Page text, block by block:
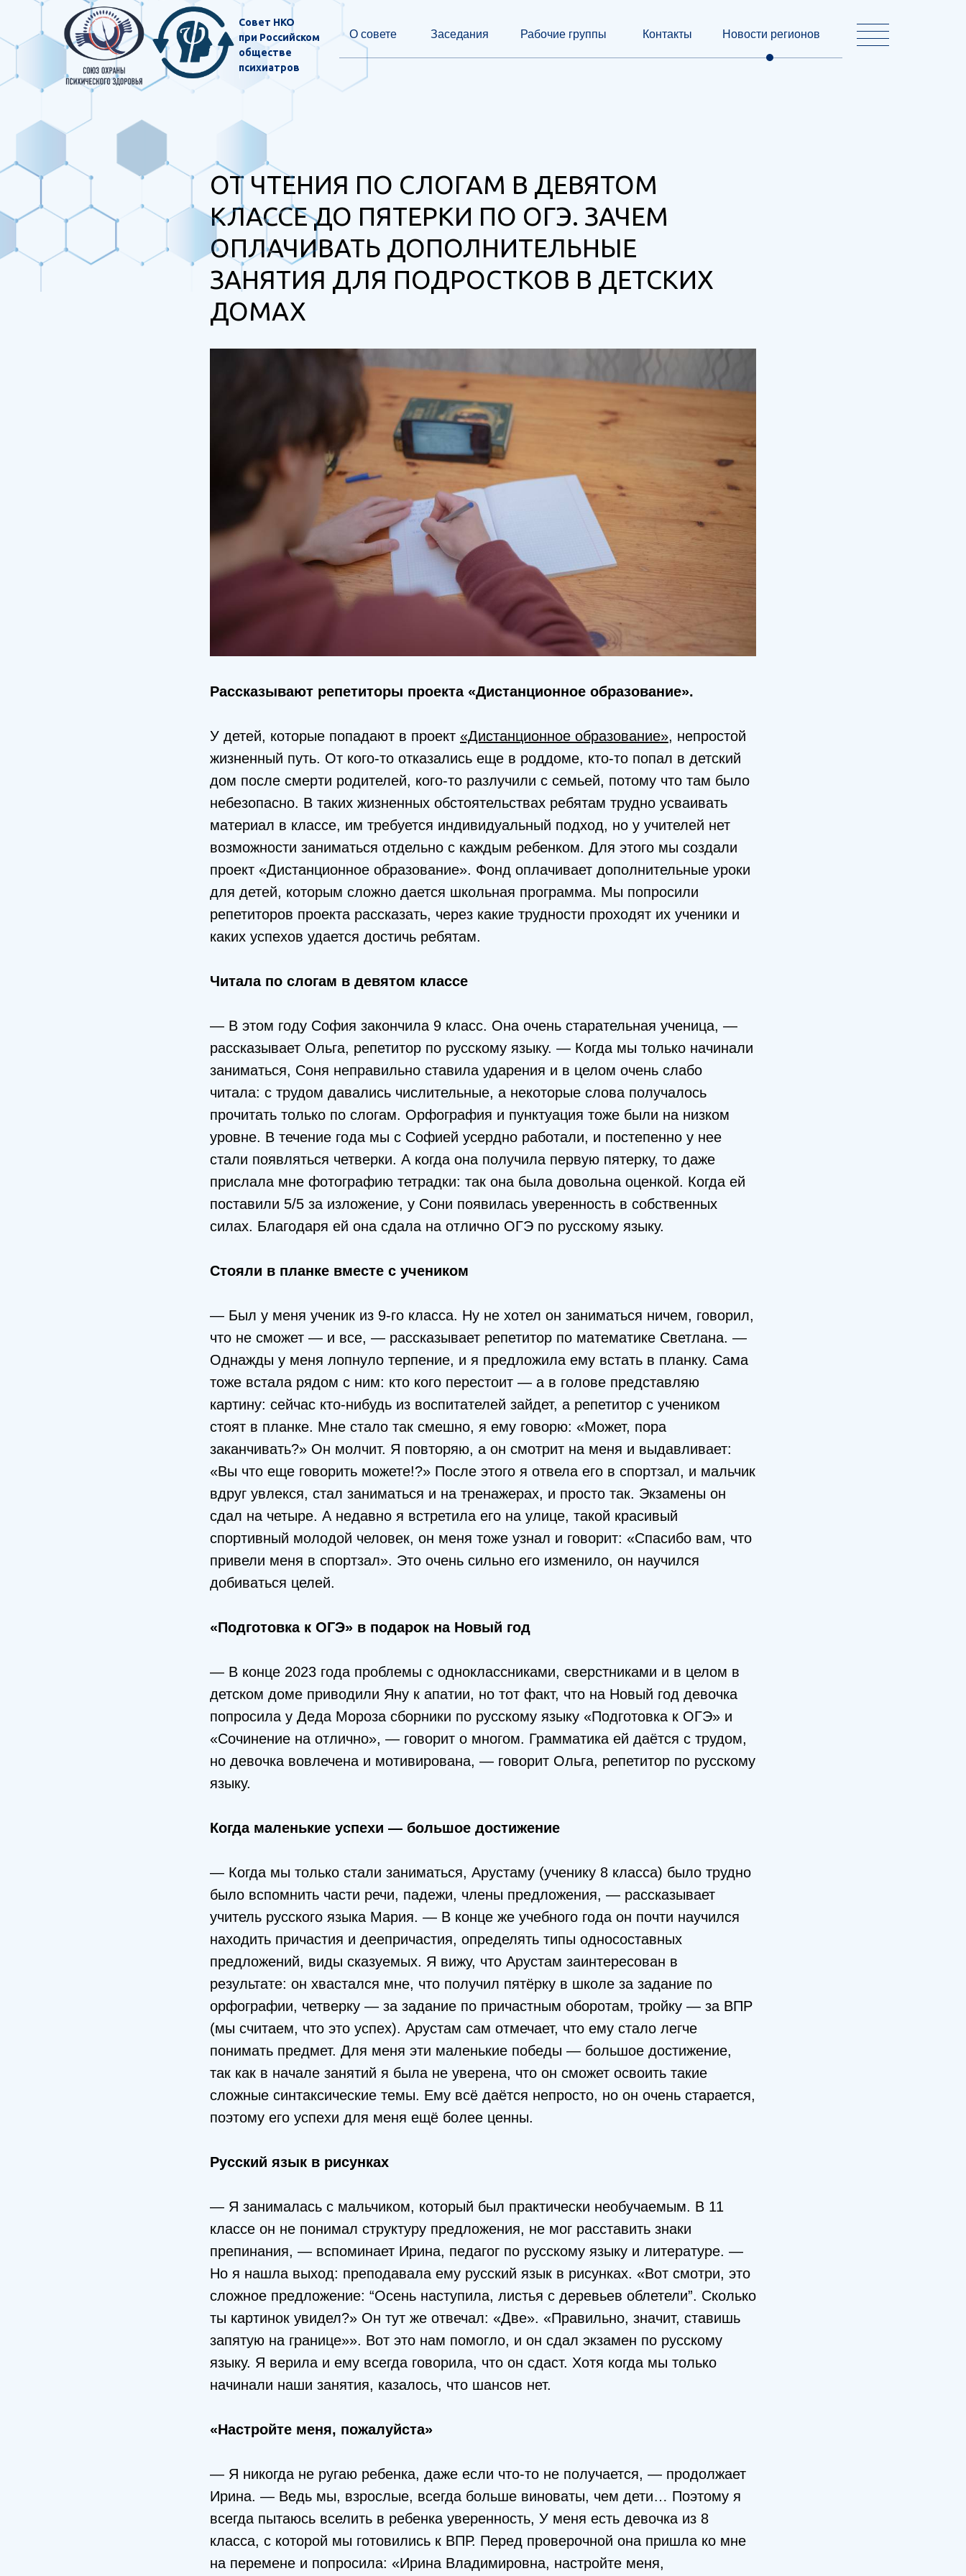
О совете Заседания Рабочие группы Контакты Новости регионов
Совет НКО
при Российском
обществе
психиатров
ОТ ЧТЕНИЯ ПО СЛОГАМ В ДЕВЯТОМ
КЛАССЕ ДО ПЯТЕРКИ ПО ОГЭ. ЗАЧЕМ
ОПЛАЧИВАТЬ ДОПОЛНИТЕЛЬНЫЕ
ЗАНЯТИЯ ДЛЯ ПОДРОСТКОВ В ДЕТСКИХ
ДОМАХ
Рассказывают репетиторы проекта «Дистанционное образование».
У детей, которые попадают в проект «Дистанционное образование», непростой
жизненный путь. От кого-то отказались еще в роддоме, кто-то попал в детский
дом после смерти родителей, кого-то разлучили с семьей, потому что там было
небезопасно. В таких жизненных обстоятельствах ребятам трудно усваивать
материал в классе, им требуется индивидуальный подход, но у учителей нет
возможности заниматься отдельно с каждым ребенком. Для этого мы создали
проект «Дистанционное образование». Фонд оплачивает дополнительные уроки
для детей, которым сложно дается школьная программа. Мы попросили
репетиторов проекта рассказать, через какие трудности проходят их ученики и
каких успехов удается достичь ребятам.
Читала по слогам в девятом классе
— В этом году София закончила 9 класс. Она очень старательная ученица, —
рассказывает Ольга, репетитор по русскому языку. — Когда мы только начинали
заниматься, Соня неправильно ставила ударения и в целом очень слабо
читала: с трудом давались числительные, а некоторые слова получалось
прочитать только по слогам. Орфография и пунктуация тоже были на низком
уровне. В течение года мы с Софией усердно работали, и постепенно у нее
стали появляться четверки. А когда она получила первую пятерку, то даже
прислала мне фотографию тетрадки: так она была довольна оценкой. Когда ей
поставили 5/5 за изложение, у Сони появилась уверенность в собственных
силах. Благодаря ей она сдала на отлично ОГЭ по русскому языку.
Стояли в планке вместе с учеником
— Был у меня ученик из 9-го класса. Ну не хотел он заниматься ничем, говорил,
что не сможет — и все, — рассказывает репетитор по математике Светлана. —
Однажды у меня лопнуло терпение, и я предложила ему встать в планку. Сама
тоже встала рядом с ним: кто кого перестоит — а в голове представляю
картину: сейчас кто-нибудь из воспитателей зайдет, а репетитор с учеником
стоят в планке. Мне стало так смешно, я ему говорю: «Может, пора
заканчивать?» Он молчит. Я повторяю, а он смотрит на меня и выдавливает:
«Вы что еще говорить можете!?» После этого я отвела его в спортзал, и мальчик
вдруг увлекся, стал заниматься и на тренажерах, и просто так. Экзамены он
сдал на четыре. А недавно я встретила его на улице, такой красивый
спортивный молодой человек, он меня тоже узнал и говорит: «Спасибо вам, что
привели меня в спортзал». Это очень сильно его изменило, он научился
добиваться целей.
«Подготовка к ОГЭ» в подарок на Новый год
— В конце 2023 года проблемы с одноклассниками, сверстниками и в целом в
детском доме приводили Яну к апатии, но тот факт, что на Новый год девочка
попросила у Деда Мороза сборники по русскому языку «Подготовка к ОГЭ» и
«Сочинение на отлично», — говорит о многом. Грамматика ей даётся с трудом,
но девочка вовлечена и мотивирована, — говорит Ольга, репетитор по русскому
языку.
Когда маленькие успехи — большое достижение
— Когда мы только стали заниматься, Арустаму (ученику 8 класса) было трудно
было вспомнить части речи, падежи, члены предложения, — рассказывает
учитель русского языка Мария. — В конце же учебного года он почти научился
находить причастия и деепричастия, определять типы односоставных
предложений, виды сказуемых. Я вижу, что Арустам заинтересован в
результате: он хвастался мне, что получил пятёрку в школе за задание по
орфографии, четверку — за задание по причастным оборотам, тройку — за ВПР
(мы считаем, что это успех). Арустам сам отмечает, что ему стало легче
понимать предмет. Для меня эти маленькие победы — большое достижение,
так как в начале занятий я была не уверена, что он сможет освоить такие
сложные синтаксические темы. Ему всё даётся непросто, но он очень старается,
поэтому его успехи для меня ещё более ценны.
Русский язык в рисунках
— Я занималась с мальчиком, который был практически необучаемым. В 11
классе он не понимал структуру предложения, не мог расставить знаки
препинания, — вспоминает Ирина, педагог по русскому языку и литературе. —
Но я нашла выход: преподавала ему русский язык в рисунках. «Вот смотри, это
сложное предложение: “Осень наступила, листья с деревьев облетели”. Сколько
ты картинок увидел?» Он тут же отвечал: «Две». «Правильно, значит, ставишь
запятую на границе»». Вот это нам помогло, и он сдал экзамен по русскому
языку. Я верила и ему всегда говорила, что он сдаст. Хотя когда мы только
начинали наши занятия, казалось, что шансов нет.
«Настройте меня, пожалуйста»
— Я никогда не ругаю ребенка, даже если что-то не получается, — продолжает
Ирина. — Ведь мы, взрослые, всегда больше виноваты, чем дети… Поэтому я
всегда пытаюсь вселить в ребенка уверенность, У меня есть девочка из 8
класса, с которой мы готовились к ВПР. Перед проверочной она пришла ко мне
на перемене и попросила: «Ирина Владимировна, настройте меня,